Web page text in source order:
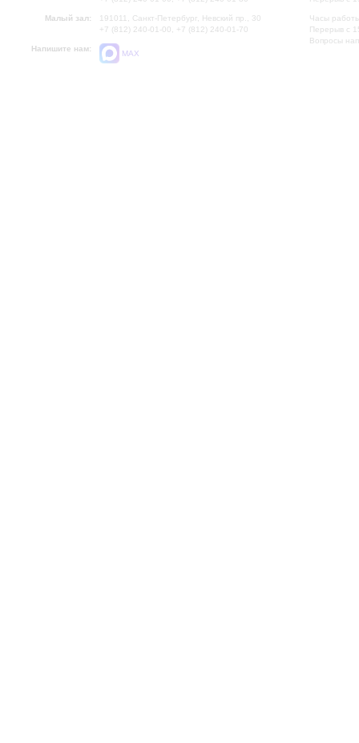
Малый зал:
191011, Санкт-Петербург, Невский пр., 30
+7 (812) 240-01-00, +7 (812) 240-01-70
Напишите нам:
MAX
Часы
Перерыв с
Вопросы